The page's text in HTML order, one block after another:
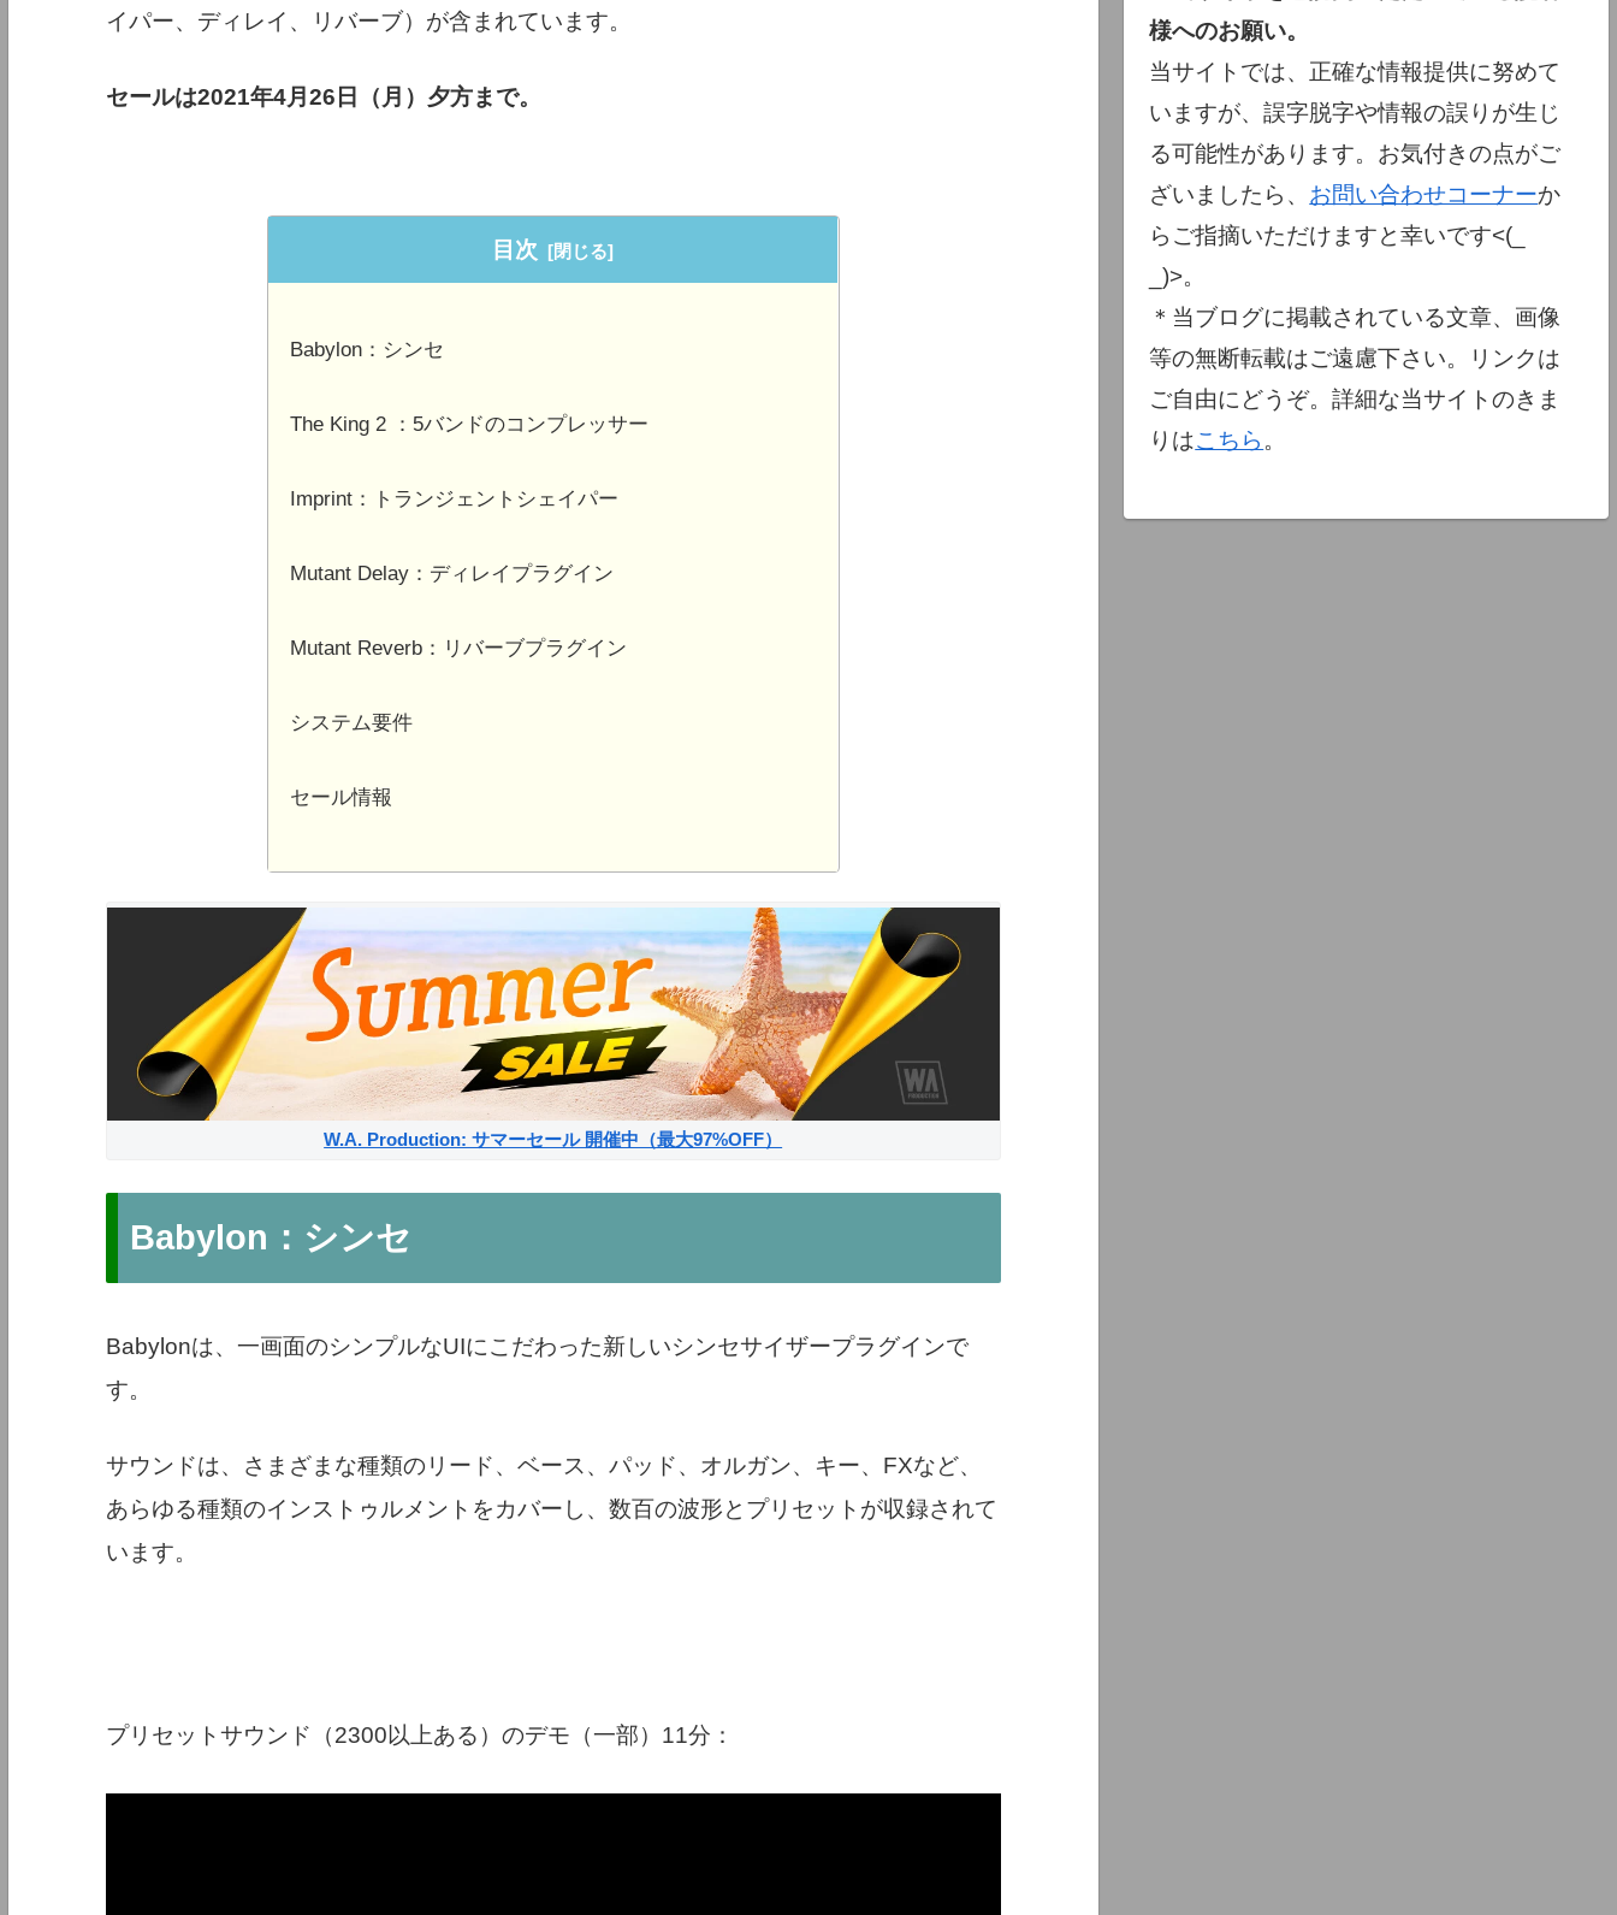
イパー、ディレイ、リバーブ）が含まれています。
セールは2021年4月26日（月）夕方まで。
目次
Babylon：シンセ
The King 2 ：5バンドのコンプレッサー
Imprint：トランジェントシェイパー
Mutant Delay：ディレイプラグイン
Mutant Reverb：リバーブプラグイン
システム要件
セール情報
W.A. Production: サマーセール 開催中（最大97%OFF）
Babylon：シンセ
Babylonは、一画面のシンプルなUIにこだわった新しいシンセサイザープラグインで
す。
サウンドは、さまざまな種類のリード、ベース、パッド、オルガン、キー、FXなど、
あらゆる種類のインストゥルメントをカバーし、数百の波形とプリセットが収録されて
います。
プリセットサウンド（2300以上ある）のデモ（一部）11分：
様へのお願い。
当サイトでは、正確な情報提供に努めて
いますが、誤字脱字や情報の誤りが生じ
る可能性があります。お気付きの点がご
ざいましたら、 お問い合わせコーナーか
らご指摘いただけますと幸いです<(_
_)>。
＊当ブログに掲載されている文章、画像
等の無断転載はご遠慮下さい。リンクは
ご自由にどうぞ。詳細な当サイトのきま
りはこちら 。